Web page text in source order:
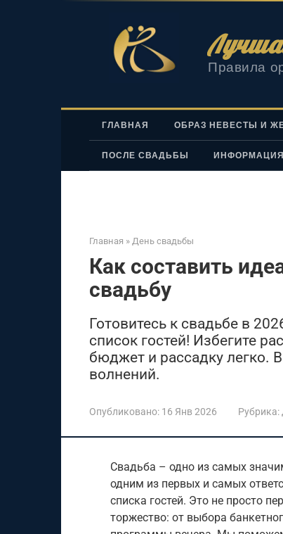
Правила
ГЛАВНАЯ ОБРАЗ НЕВЕСТЫ И
ПОСЛЕ СВАДЬБЫ ИНФОРМАЦИЯ
Главная » День свадьбы
Как составить
свадьбу
Готовитесь к свадьбе в
список гостей! Избегите
бюджет и рассадку легко.
волнений.
Опубликовано: 16 Янв 2026 Рубрика:
Свадьба – одно из самых
одним из первых и самых
списка гостей. Это не просто
торжество: от выбора